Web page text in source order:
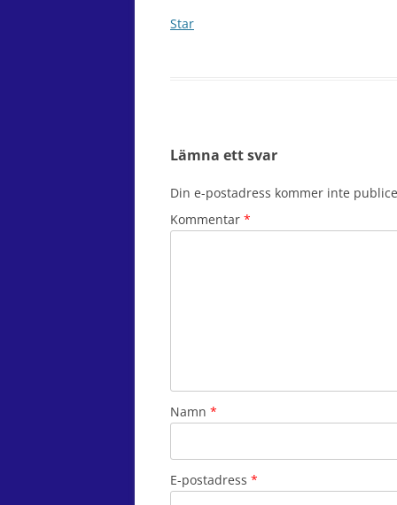
Star
Lämna ett svar
Din e-postadress kommer inte
Kommentar *
Namn *
E-postadress *